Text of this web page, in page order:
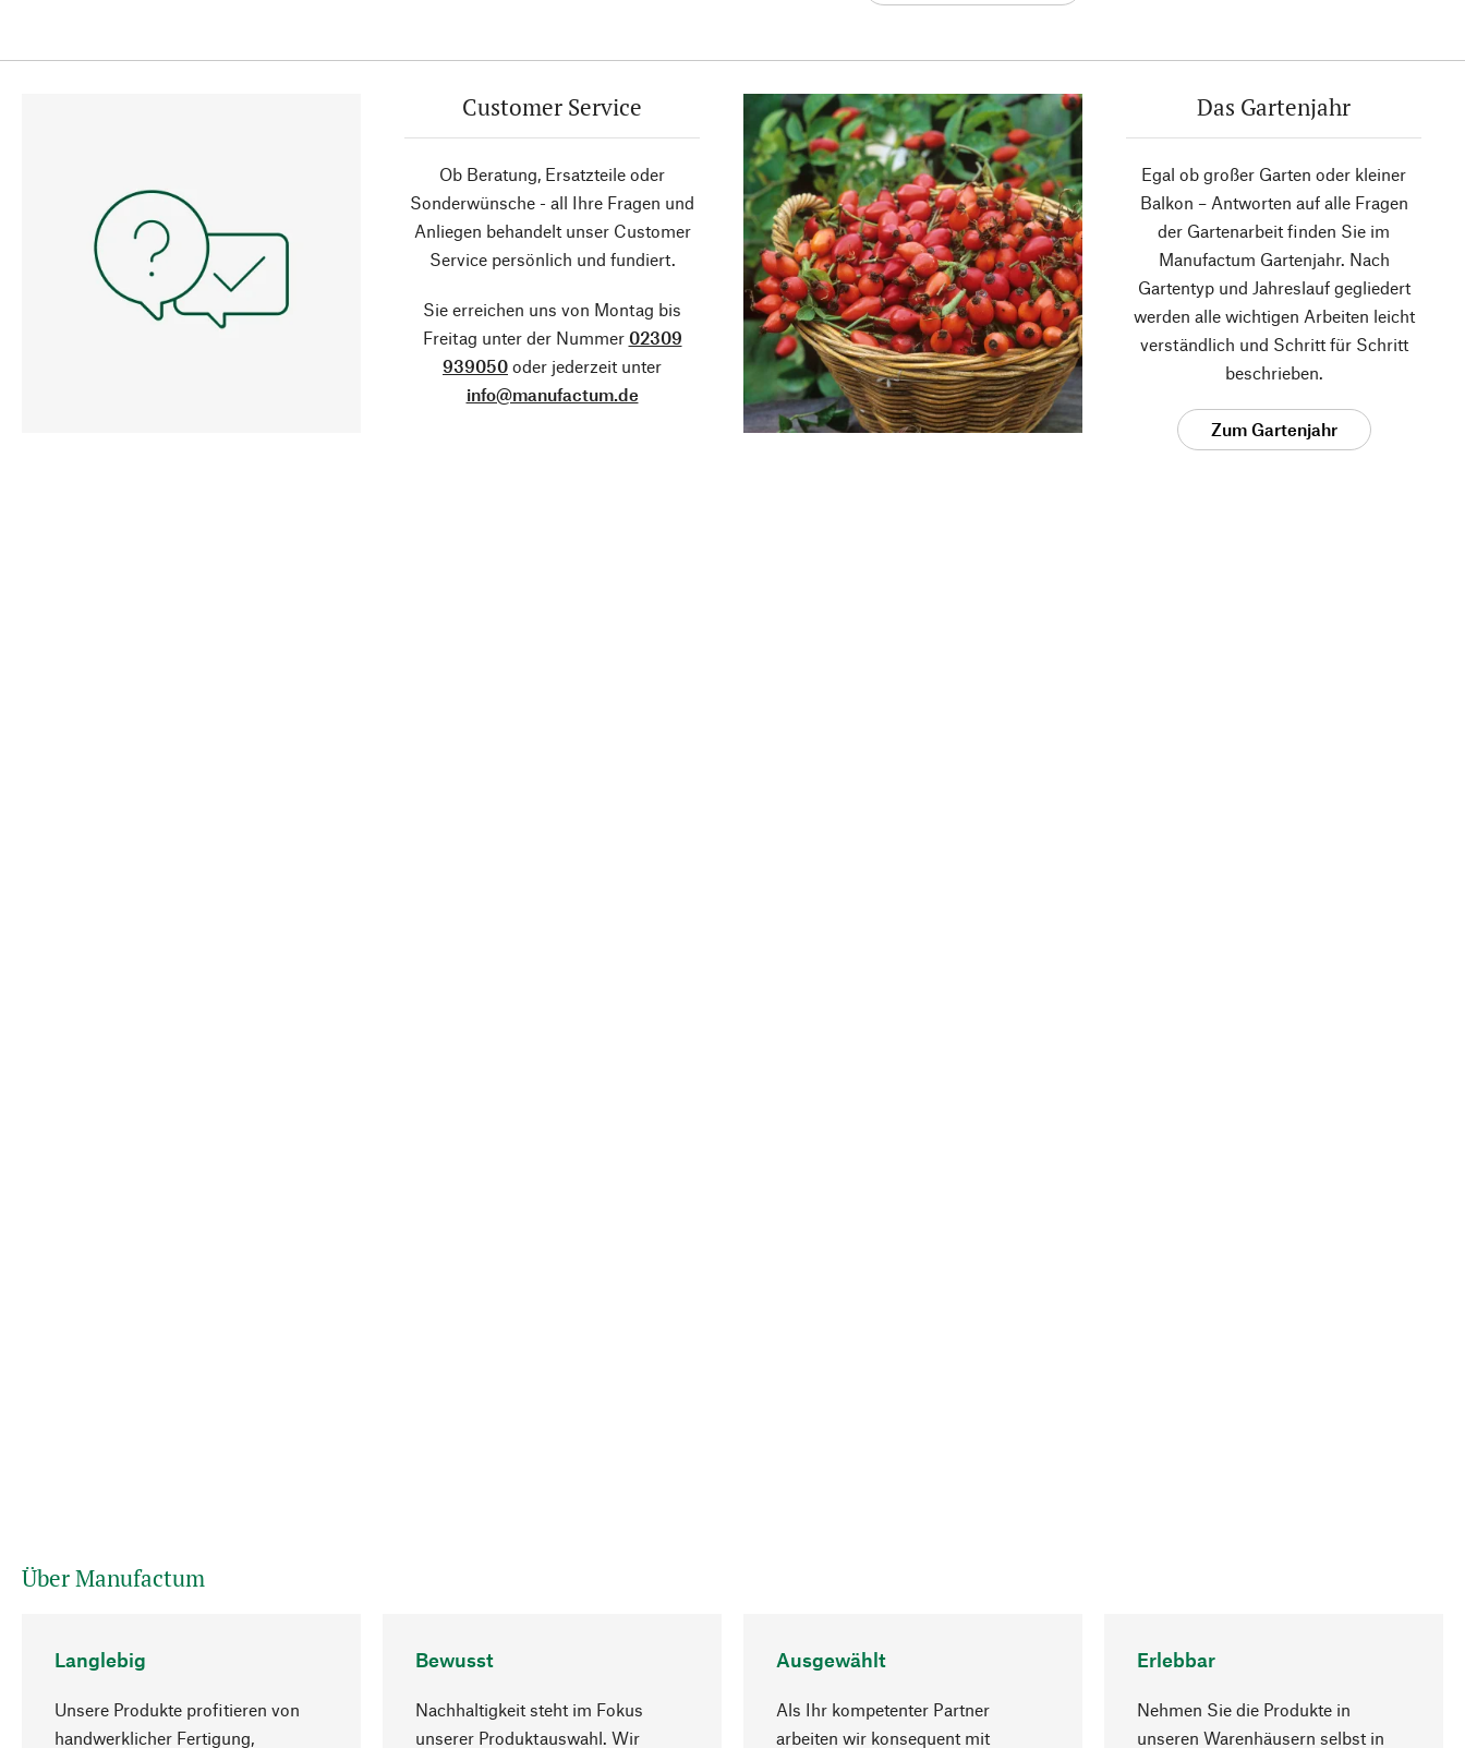
Customer Service
Ob Beratung, Ersatzteile oder
Sonderwünsche - all Ihre Fragen und
Anliegen behandelt unser Customer
Service persönlich und fundiert.
Sie erreichen uns von Montag bis
Freitag unter der Nummer 02309
939050 oder jederzeit unter
info@manufactum.de
Das Gartenjahr
Egal ob großer Garten oder kleiner
Balkon – Antworten auf alle Fragen
der Gartenarbeit finden Sie im
Manufactum Gartenjahr. Nach
Gartentyp und Jahreslauf gegliedert
werden alle wichtigen Arbeiten leicht
verständlich und Schritt für Schritt
beschrieben.
Zum Gartenjahr
Über Manufactum
Langlebig
Unsere Produkte profitieren von
handwerklicher Fertigung,
Bewusst
Nachhaltigkeit steht im Fokus
unserer Produktauswahl. Wir
Ausgewählt
Als Ihr kompetenter Partner
arbeiten wir konsequent mit
Erlebbar
Nehmen Sie die Produkte in
unseren Warenhäusern selbst in